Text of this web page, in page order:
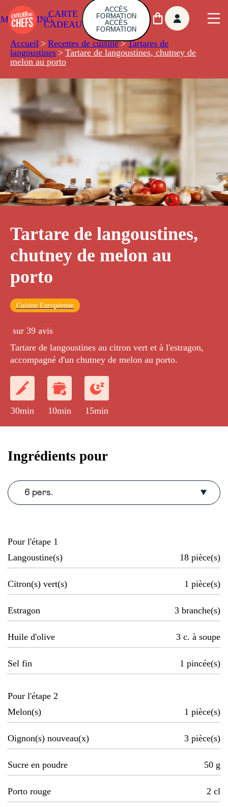
CARTE
CADEAU
ACCÈS
FORMATION
ACCÈS
FORMATION
Accueil > Recettes de cuisine > Tartares de
langoustines > Tartare de langoustines, chutney de
melon au porto
Tartare de langoustines,
chutney de melon au
porto
Cuisine Européenne
sur 39 avis
Tartare de langoustines au citron vert et à l'estragon,
accompagné d'un chutney de melon au porto.
30min 10min 15min
Ingrédients pour
6 pers.
Pour l'étape 1
Langoustine(s)
18 pièce(s)
Citron(s) vert(s) 1 pièce(s)
Estragon 3 branche(s)
Huile d'olive 3 c. à soupe
Sel fin 1 pincée(s)
Pour l'étape 2
Melon(s)
1 pièce(s)
Oignon(s) nouveau(x) 3 pièce(s)
Sucre en poudre 50 g
Porto rouge 2 cl